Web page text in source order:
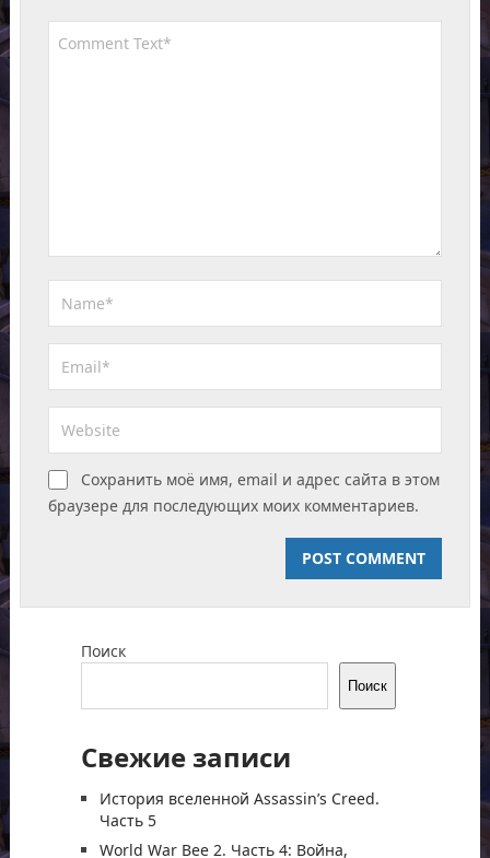
Сохранить моё имя, email и адрес сайта в этом
браузере для последующих моих комментариев.
Поиск
Поиск
Свежие записи
История вселенной Assassin’s Creed.
Часть 5
World War Bee 2. Часть 4: Война,